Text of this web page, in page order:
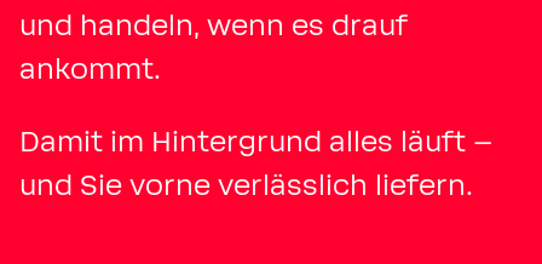
und handeln, wenn es drauf
ankommt.
Damit im Hintergrund alles läuft –
und Sie vorne verlässlich liefern.